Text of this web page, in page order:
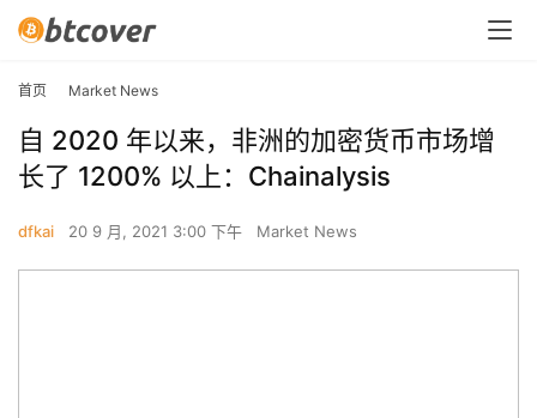
首页 Market News
自 2020 年以来，非洲的加密货币市场增
长了 1200% 以上：Chainalysis
dfkai 20 9 月, 2021 3:00 下午 Market News